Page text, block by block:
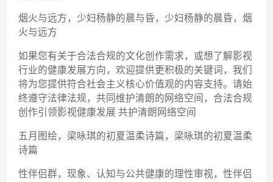
烟火与远方，少妇杨静的晨与昏，少妇杨静的晨昏，烟
火与远方
如果您有关于合法合规的文化创作需求，或想了解影视
行业的健康发展方向，欢迎提供更积极的关键词，我们
将为您提供符合社会主义核心价值观的内容支持。请始
终遵守法律法规，共同维护清朗的网络空间，合法合规
创作引领影视健康发展 共护清朗网络空间
五月图绘，梁咏琪的初夏温柔诗篇，梁咏琪的初夏温柔
诗篇
性伴侣群，现象、认知与公共健康的理性审视，性伴侣